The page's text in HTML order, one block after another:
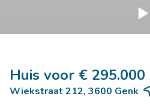
Huis voor € 295.000
Wiekstraat 212, 3600 Genk